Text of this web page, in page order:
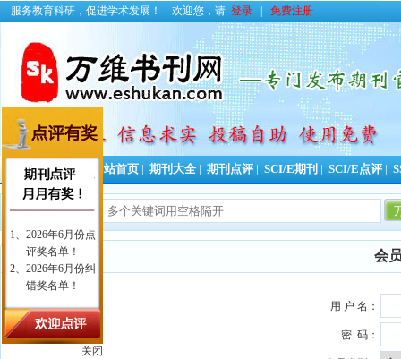
服务教育科研，促进学术发展！ 欢迎您，请 登录 免费注册
投稿好助手！ 网站首页 期刊大全 期刊点评 SCI/E期刊 SCI/E点评
今日更新期刊信息
关闭
会
用 户 名：
密 码：